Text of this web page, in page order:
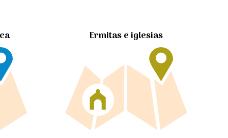
Ermitas e iglesias